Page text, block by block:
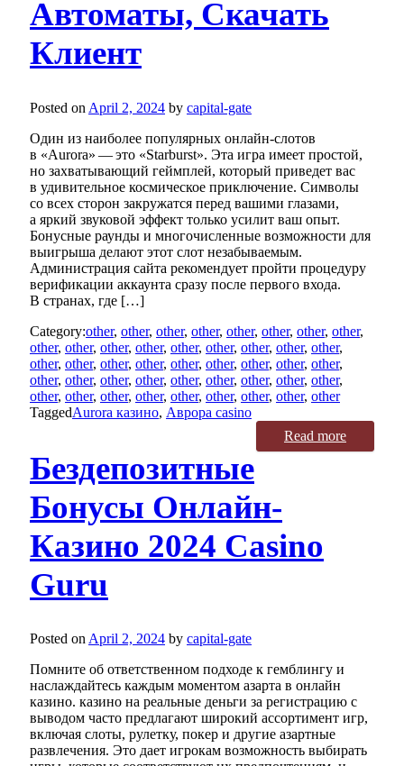
Автоматы, Скачать
Клиент
Posted on April 2, 2024 by capital-gate
Один из наиболее популярных онлайн-слотов
в «Aurora» — это «Starburst». Эта игра имеет простой,
но захватывающий геймплей, который приведет вас
в удивительное космическое приключение. Символы
со всех сторон закружатся перед вашими глазами,
а яркий звуковой эффект только усилит ваш опыт.
Бонусные раунды и многочисленные возможности для
выигрыша делают этот слот незабываемым.
Администрация сайта рекомендует пройти процедуру
верификации аккаунта сразу после первого входа.
В странах, где […]
Category:other, other, other, other, other, other, other, other,
other, other, other, other, other, other, other, other, other,
other, other, other, other, other, other, other, other, other,
other, other, other, other, other, other, other, other, other,
other, other, other, other, other, other, other, other, other
TaggedAurora казино, Аврора casino
Read more
Бездепозитные
Бонусы Онлайн-
Казино 2024 Casino
Guru
Posted on April 2, 2024 by capital-gate
Помните об ответственном подходе к гемблингу и
наслаждайтесь каждым моментом азарта в онлайн
казино. казино на реальные деньги за регистрацию с
выводом часто предлагают широкий ассортимент игр,
включая слоты, рулетку, покер и другие азартные
развлечения. Это дает игрокам возможность выбирать